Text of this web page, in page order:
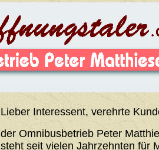
Lieber Interessent, verehrte
der Omnibusbetrieb Peter
steht seit vielen Jahrzehnten für